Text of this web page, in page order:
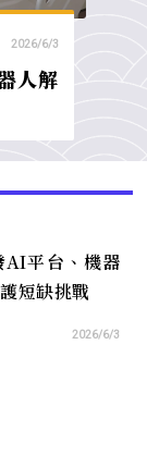
2026/6/3
人解
AI平台、機器
短缺挑戰
2026/6/3